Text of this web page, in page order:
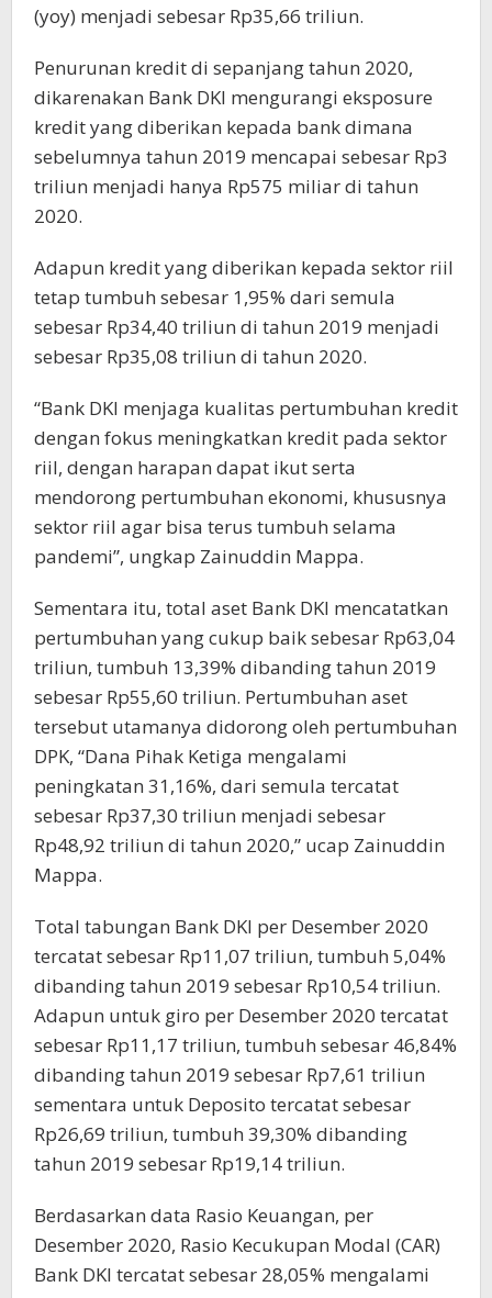
(yoy) menjadi sebesar Rp35,66 triliun.
Penurunan kredit di sepanjang tahun 2020,
dikarenakan Bank DKI mengurangi eksposure
kredit yang diberikan kepada bank dimana
sebelumnya tahun 2019 mencapai sebesar Rp3
triliun menjadi hanya Rp575 miliar di tahun
2020.
Adapun kredit yang diberikan kepada sektor riil
tetap tumbuh sebesar 1,95% dari semula
sebesar Rp34,40 triliun di tahun 2019 menjadi
sebesar Rp35,08 triliun di tahun 2020.
“Bank DKI menjaga kualitas pertumbuhan kredit
dengan fokus meningkatkan kredit pada sektor
riil, dengan harapan dapat ikut serta
mendorong pertumbuhan ekonomi, khususnya
sektor riil agar bisa terus tumbuh selama
pandemi”, ungkap Zainuddin Mappa.
Sementara itu, total aset Bank DKI mencatatkan
pertumbuhan yang cukup baik sebesar Rp63,04
triliun, tumbuh 13,39% dibanding tahun 2019
sebesar Rp55,60 triliun. Pertumbuhan aset
tersebut utamanya didorong oleh pertumbuhan
DPK, “Dana Pihak Ketiga mengalami
peningkatan 31,16%, dari semula tercatat
sebesar Rp37,30 triliun menjadi sebesar
Rp48,92 triliun di tahun 2020,” ucap Zainuddin
Mappa.
Total tabungan Bank DKI per Desember 2020
tercatat sebesar Rp11,07 triliun, tumbuh 5,04%
dibanding tahun 2019 sebesar Rp10,54 triliun.
Adapun untuk giro per Desember 2020 tercatat
sebesar Rp11,17 triliun, tumbuh sebesar 46,84%
dibanding tahun 2019 sebesar Rp7,61 triliun
sementara untuk Deposito tercatat sebesar
Rp26,69 triliun, tumbuh 39,30% dibanding
tahun 2019 sebesar Rp19,14 triliun.
Berdasarkan data Rasio Keuangan, per
Desember 2020, Rasio Kecukupan Modal (CAR)
Bank DKI tercatat sebesar 28,05% mengalami